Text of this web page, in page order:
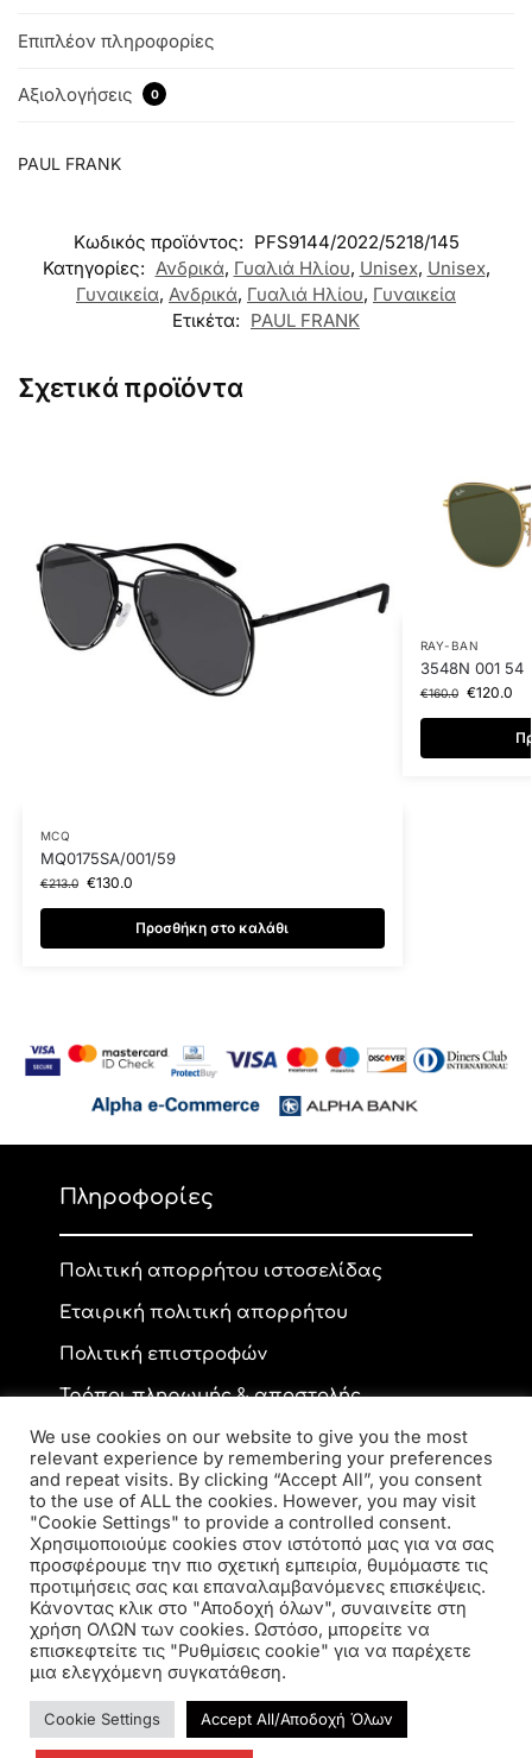
Επιπλέον πληροφορίες
Αξιολογήσεις 0
PAUL FRANK
Κωδικός προϊόντος: PFS9144/2022/5218/145
Κατηγορίες: Ανδρικά, Γυαλιά Ηλίου, Unisex, Unisex,
Γυναικεία, Ανδρικά, Γυαλιά Ηλίου, Γυναικεία
Ετικέτα: PAUL FRANK
Σχετικά προϊόντα
MCQ
MQ0175SA/001/59
€213.0 €130.0
Προσθήκη στο καλάθι
RAY-BAN
3548N 001 54
€160.0 €120.0
Πληροφορίες
Πολιτική απορρήτου ιστοσελίδας
Εταιρική πολιτική απορρήτου
Πολιτική επιστροφών
Τρόποι πληρωμής & αποστολής
Επικοινωνία
Ανδρέα Παπανδρέου 59, ΤΚ 56334, Κορδελιό
2310 770 216
elsa.opto@yahoo.gr
We use cookies on our website to give you the most
relevant experience by remembering your preferences
and repeat visits. By clicking “Accept All”, you consent
to the use of ALL the cookies. However, you may visit
"Cookie Settings" to provide a controlled consent.
Χρησιμοποιούμε cookies στον ιστότοπό μας για να σας
προσφέρουμε την πιο σχετική εμπειρία, θυμόμαστε τις
προτιμήσεις σας και επαναλαμβανόμενες επισκέψεις.
Κάνοντας κλικ στο "Αποδοχή όλων", συναινείτε στη
χρήση ΟΛΩΝ των cookies. Ωστόσο, μπορείτε να
επισκεφτείτε τις "Ρυθμίσεις cookie" για να παρέχετε
μια ελεγχόμενη συγκατάθεση.
Cookie Settings Accept All/Αποδοχή Όλων